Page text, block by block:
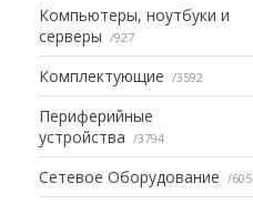
Компьютеры, ноутбуки и
серверы
927
Комплектующие 3592
Периферийные
устройства
3794
Сетевое Оборудование 605